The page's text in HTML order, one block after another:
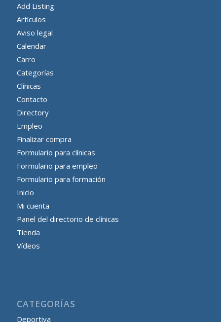
Add Listing
Artículos
Aviso legal
Calendar
Carro
Categorías
Clínicas
Contacto
Directory
Empleo
Finalizar compra
Formulario para clínicas
Formulario para empleo
Formulario para formación
Inicio
Mi cuenta
Panel del directorio de clínicas
Tienda
Vídeos
CATEGORÍAS
Deportiva